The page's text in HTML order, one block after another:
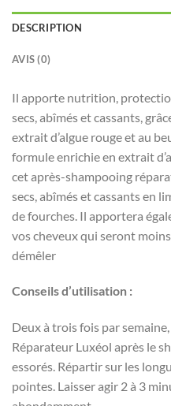
DESCRIPTION
AVIS (0)
Il apporte nutrition,
secs, abîmés et cassants,
extrait d’algue rouge et au
formule enrichie en extrait
cet après-shampooing
secs, abîmés et cassants en
de fourches. Il apportera
vos cheveux qui seront
démêler
Conseils d’utilisation :
Deux à trois fois par
Réparateur Luxéol après le
essorés. Répartir sur les
pointes. Laisser agir 2 à 3